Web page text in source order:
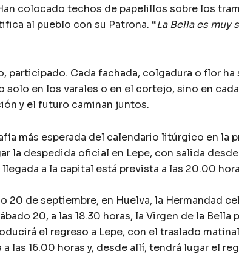
colocado techos de papelillos sobre los
al pueblo con su Patrona. “La Bella es muy
participado. Cada fachada, colgadura o flor
solo en los varales o en el cortejo, sino en
y el futuro caminan juntos.
más esperada del calendario litúrgico en la
la despedida oficial en Lepe, con salida
llegada a la capital está prevista a las 20.00
20 de septiembre, en Huelva, la Hermandad
20, a las 18.30 horas, la Virgen de la
el regreso a Lepe, con el traslado
las 16.00 horas y, desde allí, tendrá lugar el